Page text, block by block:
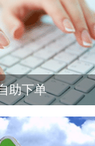
助下单
理还原
清理现场，包装
材料